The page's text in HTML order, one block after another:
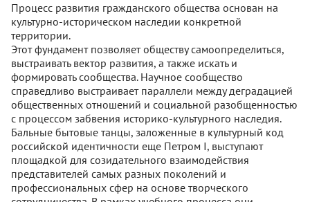
Процесс развития гражданского общества основан на
культурно-историческом наследии конкретной
территории.
Этот фундамент позволяет обществу самоопределиться,
выстраивать вектор развития, а также искать и
формировать сообщества. Научное сообщество
справедливо выстраивает параллели между деградацией
общественных отношений и социальной разобщенностью
с процессом забвения историко-культурного наследия.
Бальные бытовые танцы, заложенные в культурный код
российской идентичности еще Петром I, выступают
площадкой для созидательного взаимодействия
представителей самых разных поколений и
профессиональных сфер на основе творческого